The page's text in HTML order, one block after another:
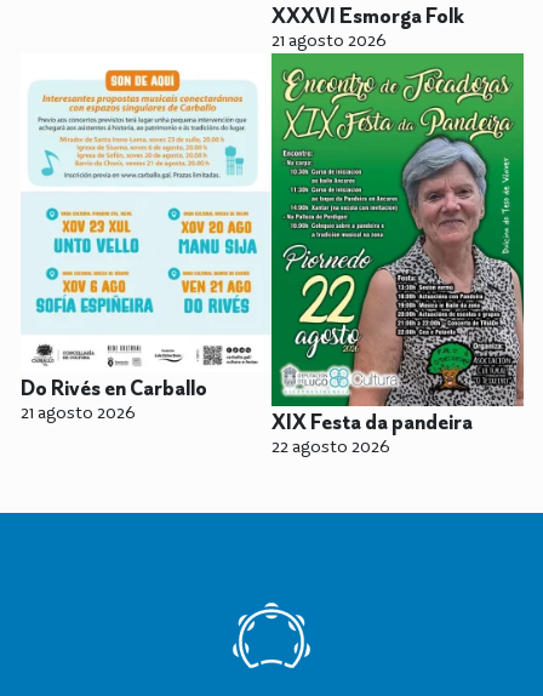
XXXVI Esmorga Folk
21 agosto 2026
Do Rivés en Carballo
21 agosto 2026
XIX Festa da pandeira
22 agosto 2026